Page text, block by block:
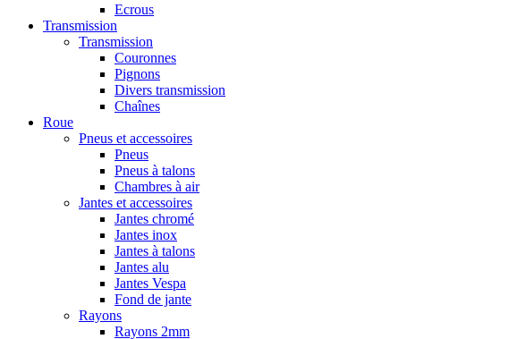
Ecrous
Transmission
Transmission
Couronnes
Pignons
Divers transmission
Chaînes
Roue
Pneus et accessoires
Pneus
Pneus à talons
Chambres à air
Jantes et accessoires
Jantes chromé
Jantes inox
Jantes à talons
Jantes alu
Jantes Vespa
Fond de jante
Rayons
Rayons 2mm